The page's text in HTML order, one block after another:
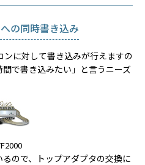
の同時書き込み
に対して書き込みが行えますの
で書き込みたい」と言うニーズ
ので、トップアダプタの交換に